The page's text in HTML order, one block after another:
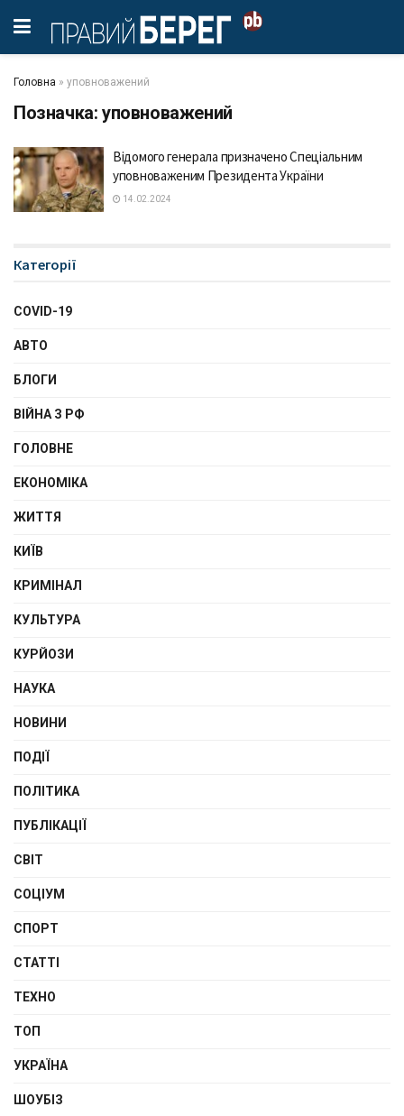
Головна » уповноважений
Позначка: уповноважений
Відомого генерала призначено Спеціальним
уповноваженим Президента України
14.02.2024
Категорії
COVID-19
АВТО
БЛОГИ
ВІЙНА З РФ
ГОЛОВНЕ
ЕКОНОМІКА
ЖИТТЯ
КИЇВ
КРИМІНАЛ
КУЛЬТУРА
КУРЙОЗИ
НАУКА
НОВИНИ
ПОДІЇ
ПОЛІТИКА
ПУБЛІКАЦІЇ
СВІТ
СОЦІУМ
СПОРТ
СТАТТІ
ТЕХНО
ТОП
УКРАЇНА
ШОУБІЗ